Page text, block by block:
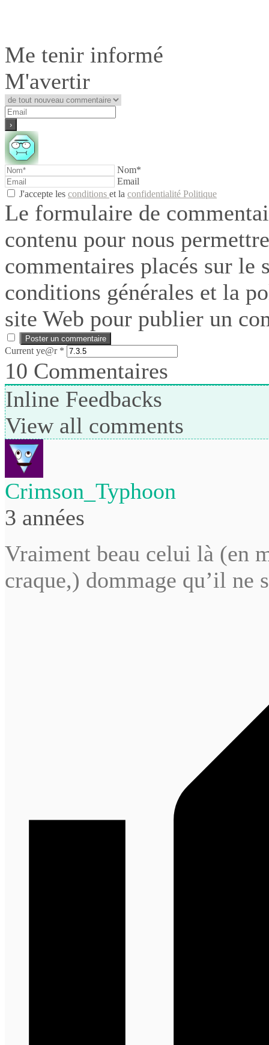
Me tenir informé
M'avertir
Nom*
Email
J'accepte les conditions et la confidentialité Politique
Le formulaire de
contenu pour nous
commentaires placés sur
conditions générales et la
site Web pour publier un
Current ye@r *
10 Commentaires
Inline Feedbacks
View all comments
Crimson_Typhoon
3 années
Vraiment beau celui là (en
craque,) dommage qu’il ne